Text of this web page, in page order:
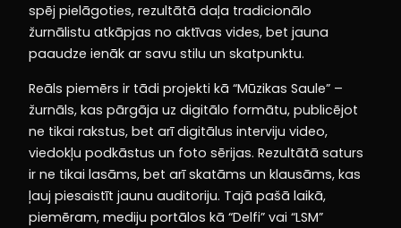
spēj pielāgoties, rezultātā daļa tradicionālo
žurnālistu atkāpjas no aktīvas vides, bet jauna
paaudze ienāk ar savu stilu un skatpunktu.
Reāls piemērs ir tādi projekti kā “Mūzikas Saule” –
žurnāls, kas pārgāja uz digitālo formātu, publicējot
ne tikai rakstus, bet arī digitālus interviju video,
viedokļu podkāstus un foto sērijas. Rezultātā saturs
ir ne tikai lasāms, bet arī skatāms un klausāms, kas
ļauj piesaistīt jaunu auditoriju. Tajā pašā laikā,
piemēram, mediju portālos kā “Delfi” vai “LSM”